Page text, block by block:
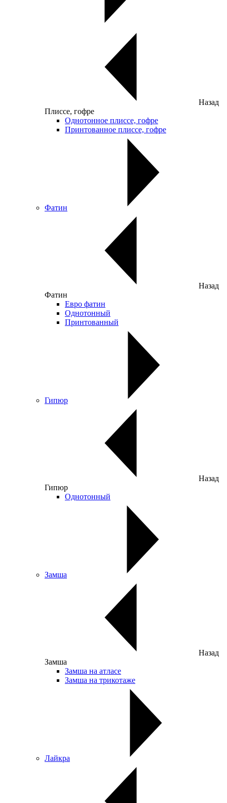
Назад
Плиссе, гофре
Однотонное плиссе, гофре
Принтованное плиссе, гофре
Фатин
Назад
Фатин
Евро фатин
Однотонный
Принтованный
Гипюр
Назад
Гипюр
Однотонный
Замша
Назад
Замша
Замша на атласе
Замша на трикотаже
Лайкра